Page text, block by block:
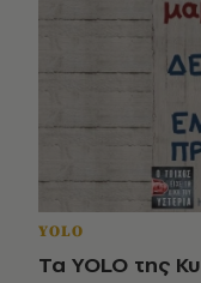
YOLO
Τα YOLO της